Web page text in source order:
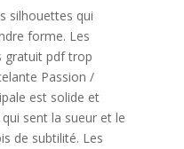
silhouettes qui
forme. Les
gratuit pdf trop
Passion /
est solide et
sent la sueur et le
de subtilité. Les